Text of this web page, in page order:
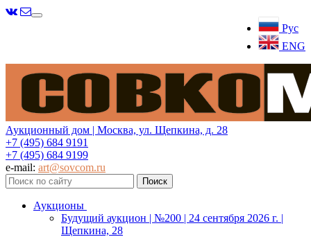
Рус
ENG
Меню
Аукционный дом | Москва, ул. Щепкина, д. 28
+7 (495) 684 9191
+7 (495) 684 9199
e-mail: art@sovcom.ru
Аукционы
Будущий аукцион | №200 | 24 сентября 2026 г. |
Щепкина, 28